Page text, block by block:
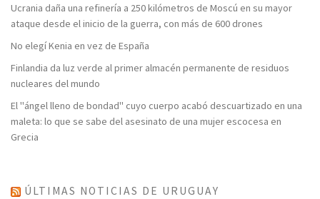
Ucrania daña una refinería a 250 kilómetros de Moscú en su mayor
ataque desde el inicio de la guerra, con más de 600 drones
No elegí Kenia en vez de España
Finlandia da luz verde al primer almacén permanente de residuos
nucleares del mundo
El "ángel lleno de bondad" cuyo cuerpo acabó descuartizado en una
maleta: lo que se sabe del asesinato de una mujer escocesa en
Grecia
ÚLTIMAS NOTICIAS DE URUGUAY